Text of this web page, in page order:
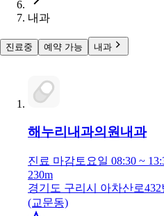
내과
진료중 예약 가능 내과
해누리내과의원내과
진료 마감토요일 08:30 ~
230m
경기도 구리시 아차산로
(교문동)